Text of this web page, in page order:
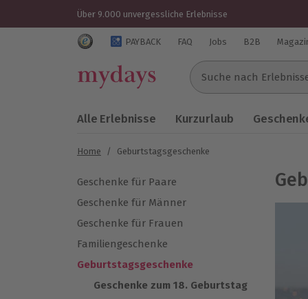
Über 9.000 unvergessliche Erlebnisse
Trustedshops Bewertungen für mydays.de
PAYBACK FAQ Jobs B2B
Suche nach
Alle Erlebnisse Kurzurlaub
Home / Geburtstagsgeschenke
Geschenke für Paare
Geschenke für Männer
Geschenke für Frauen
Familiengeschenke
Geburtstagsgeschenke
Geschenke zum 18. Geburtstag